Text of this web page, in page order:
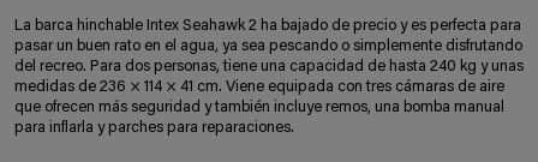
La barca hinchable Intex Seahawk 2 ha bajado de precio y es perfecta para
pasar un buen rato en el agua, ya sea pescando o simplemente disfrutando
del recreo. Para dos personas, tiene una capacidad de hasta 240 kg y unas
medidas de 236 × 114 × 41 cm. Viene equipada con tres cámaras de aire
que ofrecen más seguridad y también incluye remos, una bomba manual
para inflarla y parches para reparaciones.